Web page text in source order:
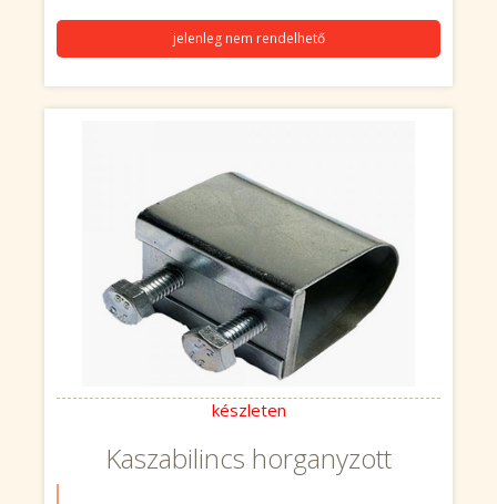
jelenleg nem rendelhető
készleten
Kaszabilincs horganyzott